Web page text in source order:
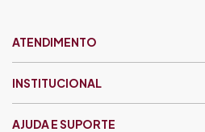
ATENDIMENTO
INSTITUCIONAL
AJUDA E SUPORTE